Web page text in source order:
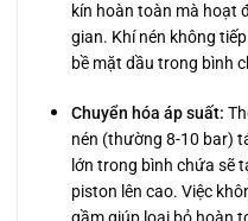
kín hoàn toàn mà hoạt
gian. Khí nén không
bề mặt dầu trong bình
Chuyển hóa áp suất:
nén (thường 8-10 bar)
lớn trong bình chứa sẽ
piston lên cao. Việc